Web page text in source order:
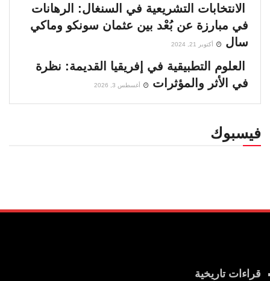
الانتخابات التشريعية في السنغال: الرهانات
في مبارزة عن بُعْد بين عثمان سونكو وماكي
سال
أكتوبر 21, 2024
العلوم التطبيقية في إفريقيا القديمة: نظرة
في الأثر والمؤثرات
أغسطس 3, 2026
فيسبوك
قراءات تاريخية